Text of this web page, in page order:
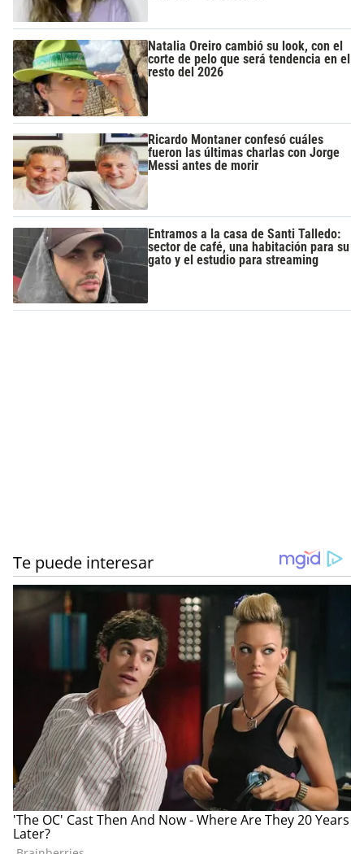
Natalia Oreiro cambió su look, con el
corte de pelo que será tendencia en el
resto del 2026
Ricardo Montaner confesó cuáles
fueron las últimas charlas con Jorge
Messi antes de morir
Entramos a la casa de Santi Talledo:
sector de café, una habitación para su
gato y el estudio para streaming